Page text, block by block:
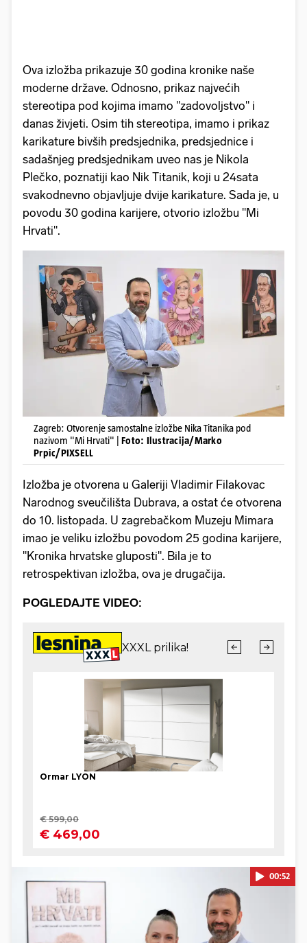
Ova izložba prikazuje 30 godina kronike naše
moderne države. Odnosno, prikaz najvećih
stereotipa pod kojima imamo "zadovoljstvo" i
danas živjeti. Osim tih stereotipa, imamo i prikaz
karikature bivših predsjednika, predsjednice i
sadašnjeg predsjednikam uveo nas je Nikola
Plečko, poznatiji kao Nik Titanik, koji u 24sata
svakodnevno objavljuje dvije karikature. Sada je, u
povodu 30 godina karijere, otvorio izložbu "Mi
Hrvati".
Zagreb: Otvorenje samostalne izložbe Nika Titanika pod
nazivom "Mi Hrvati" | Foto: Ilustracija/Marko
Prpic/PIXSELL
Izložba je otvorena u Galeriji Vladimir Filakovac
Narodnog sveučilišta Dubrava, a ostat će otvorena
do 10. listopada. U zagrebačkom Muzeju Mimara
imao je veliku izložbu povodom 25 godina karijere,
"Kronika hrvatske gluposti". Bila je to
retrospektivan izložba, ova je drugačija.
POGLEDAJTE VIDEO:
00:52